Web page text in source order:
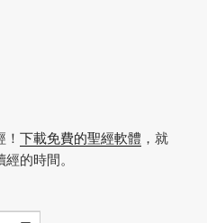
下載免費的聖經軟體 ，就
的時間。